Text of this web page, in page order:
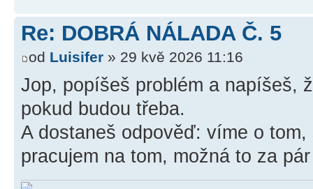
Re: DOBRÁ NÁLADA Č. 5
od Luisifer » 29 kvě 2026 11:16
Jop, popíšeš problém a napíšeš,
pokud budou třeba.
A dostaneš odpověď: víme o
pracujem na tom, možná to za